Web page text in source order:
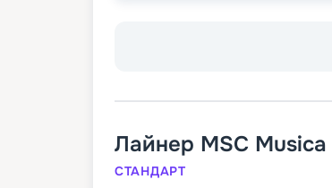
Лайнер MSC Musica
СТАНДАРТ